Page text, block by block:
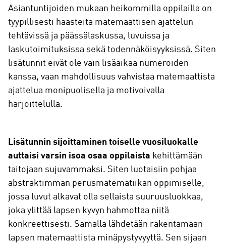
Asiantuntijoiden mukaan heikommilla oppilailla on
tyypillisesti haasteita matemaattisen ajattelun
tehtävissä ja päässälaskussa, luvuissa ja
laskutoimituksissa sekä todennäköisyyksissä. Siten
lisätunnit eivät ole vain lisäaikaa numeroiden
kanssa, vaan mahdollisuus vahvistaa matemaattista
ajattelua monipuolisella ja motivoivalla
harjoittelulla.
Lisätunnin sijoittaminen toiselle vuosiluokalle
auttaisi varsin isoa osaa oppilaista kehittämään
taitojaan sujuvammaksi. Siten luotaisiin pohjaa
abstraktimman perusmatematiikan oppimiselle,
jossa luvut alkavat olla sellaista suuruusluokkaa,
joka ylittää lapsen kyvyn hahmottaa niitä
konkreettisesti. Samalla lähdetään rakentamaan
lapsen matemaattista minäpystyvyyttä. Sen sijaan